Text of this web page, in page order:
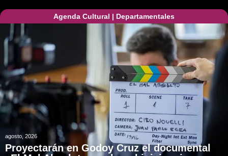
Agenda Cultural | Departamentales
agosto, 2026
Proyectarán en Godoy Cruz el documental